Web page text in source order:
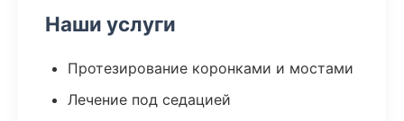
Наши услуги
Протезирование коронками и мостами
Лечение под седацией